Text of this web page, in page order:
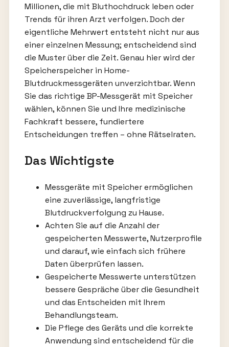
Millionen, die mit Bluthochdruck leben oder
Trends für ihren Arzt verfolgen. Doch der
eigentliche Mehrwert entsteht nicht nur aus
einer einzelnen Messung; entscheidend sind
die Muster über die Zeit. Genau hier wird der
Speicherspeicher in Home-
Blutdruckmessgeräten unverzichtbar. Wenn
Sie das richtige BP-Messgerät mit Speicher
wählen, können Sie und Ihre medizinische
Fachkraft bessere, fundiertere
Entscheidungen treffen – ohne Rätselraten.
Das Wichtigste
Messgeräte mit Speicher ermöglichen
eine zuverlässige, langfristige
Blutdruckverfolgung zu Hause.
Achten Sie auf die Anzahl der
gespeicherten Messwerte, Nutzerprofile
und darauf, wie einfach sich frühere
Daten überprüfen lassen.
Gespeicherte Messwerte unterstützen
bessere Gespräche über die Gesundheit
und das Entscheiden mit Ihrem
Behandlungsteam.
Die Pflege des Geräts und die korrekte
Anwendung sind entscheidend für die